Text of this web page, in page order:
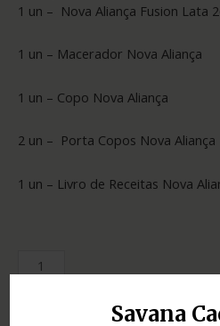
Savana
1 un – Nova Aliança Fusion Lata
1 un – Macerador Nova Aliança
1 un – Copo Nova Aliança
2 un – Porta Copos Nova Aliança
1 un – Livro de Receitas Nova
Cachaças